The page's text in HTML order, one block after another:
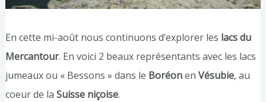
En cette mi-août nous continuons d’explorer les lacs du
Mercantour. En voici 2 beaux représentants avec les lacs
jumeaux ou « Bessons » dans le Boréonen Vésubie, au
coeur de la Suisse niçoise.